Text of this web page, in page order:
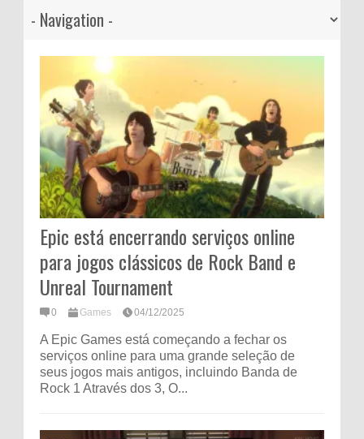
Epic está encerrando serviços online
para jogos clássicos de Rock Band e
Unreal Tournament
0 Games 04/12/2025
A Epic Games está começando a fechar os
serviços online para uma grande seleção de
seus jogos mais antigos, incluindo Banda de
Rock 1 Através dos 3, O...